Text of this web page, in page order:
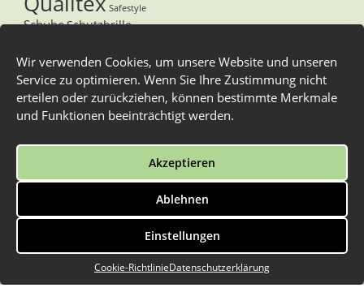
Wir verwenden Cookies, um unsere Website und unseren
Service zu optimieren. Wenn Sie Ihre Zustimmung nicht
erteilen oder zurückziehen, können bestimmte Merkmale
und Funktionen beeinträchtigt werden.
Akzeptieren
Ablehnen
Einstellungen
Cookie-RichtlinieDatenschutzerklärung
Safestyle
SchuheSchutzbrille
StucoSweat-ShirtT-Shirt
Tegera Thermohemd
Unterwäsche V-ShirtWesten
Winterstiefel
ZunfthemdZunfthose
Zunftweste
Alle Preise inkl. der gesetzlichen MwSt.
© 2026 arbeitskleidung.de - Waldenmaier |
Informationtechnik Ravenstein